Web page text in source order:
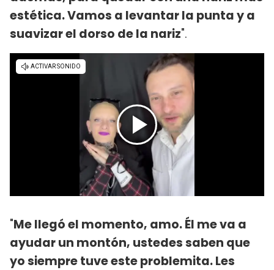
estética. Vamos a levantar la punta y a
suavizar el dorso de la nariz".
"Me llegó el momento, amo. Él me va a
ayudar un montón, ustedes saben que
yo siempre tuve este problemita. Les